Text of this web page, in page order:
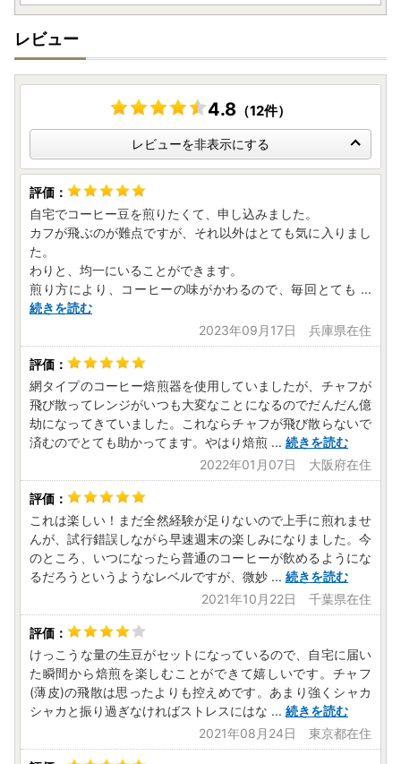
レビュー
4.8 （12件）
レビューを非表示にする
自宅でコーヒー豆を煎りたくて、申し込みました。
カフが飛ぶのが難点ですが、それ以外はとても気に入りまし
た。
わりと、均一にいることができます。
煎り方により、コーヒーの味がかわるので、毎回とても ...
続きを読む
2023年09月17日 兵庫県在住
網タイプのコーヒー焙煎器を使用していましたが、チャフが
飛び散ってレンジがいつも大変なことになるのでだんだん億
劫になってきていました。これならチャフが飛び散らないで
済むのでとても助かってます。やはり焙煎 ... 続きを読む
2022年01月07日 大阪府在住
これは楽しい！まだ全然経験が足りないので上手に煎れませ
んが、試行錯誤しながら早速週末の楽しみになりました。今
のところ、いつになったら普通のコーヒーが飲めるようにな
るだろうというようなレベルですが、微妙 ... 続きを読む
2021年10月22日 千葉県在住
けっこうな量の生豆がセットになっているので、自宅に届い
た瞬間から焙煎を楽しむことができて嬉しいです。チャフ
(薄皮)の飛散は思ったよりも控えめです。あまり強くシャカ
シャカと振り過ぎなければストレスにはな ... 続きを読む
2021年08月24日 東京都在住